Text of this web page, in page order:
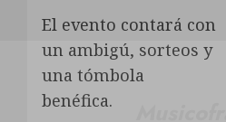
El evento contará con
un ambigú, sorteos y
una tómbola
benéfica.